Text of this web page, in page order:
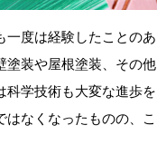
度は経験したことのあ
装や屋根塗装、その他
科学技術も大変な進歩を
なくなったものの、こ